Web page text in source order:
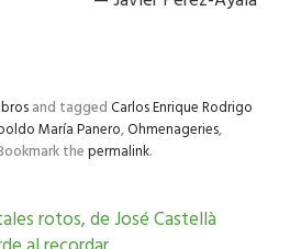
and taggedCarlos Enrique Rodrigo
María Panero,Ohmenageries,
thepermalink.
rotos, de José Castellà